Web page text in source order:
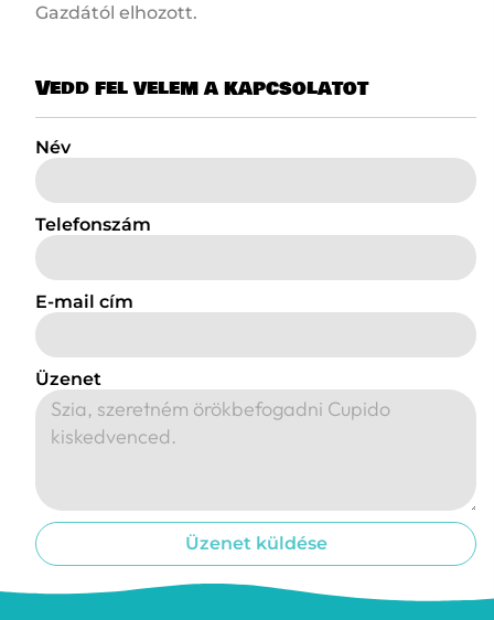
Gazdától elhozott.
Vedd fel velem a kapcsolatot
Név
Telefonszám
E-mail cím
Üzenet
Üzenet küldése